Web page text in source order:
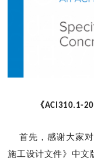
《ACI310.1-
首先，感谢大家
施工设计文件》中文